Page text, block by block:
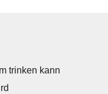
trinken kann